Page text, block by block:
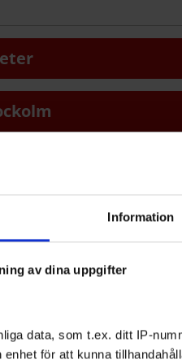
Information
av dina uppgifter
data, som t.ex. ditt IP-
enhet för att kunna